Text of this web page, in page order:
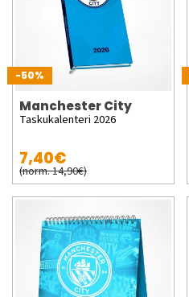
-50%
Manchester City
Taskukalenteri 2026
7,40€
(norm. 14,90€)